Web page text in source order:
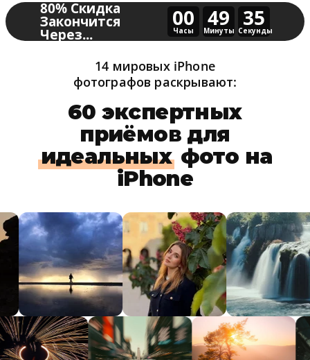
80% Скидка
Закончится
Через...
00
Часы 49
Минуты 33
Секунды
14 мировых iPhone
фотографов раскрывают:
60 экспертных
приёмов для
идеальных фото на
iPhone